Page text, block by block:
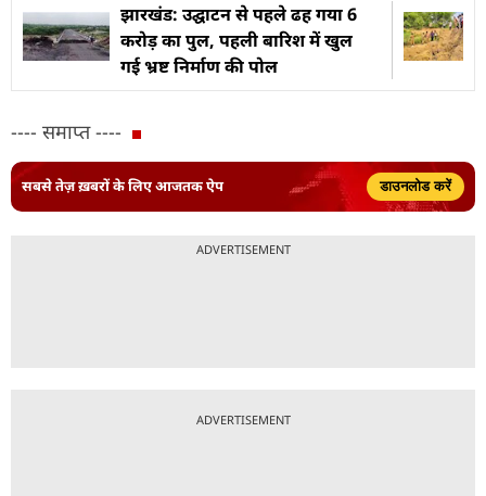
झारखंड: उद्घाटन से पहले ढह गया 6
करोड़ का पुल, पहली बारिश में खुल
गई भ्रष्ट निर्माण की पोल
---- समाप्त ----
सबसे तेज़ ख़बरों के लिए आजतक ऐप डाउनलोड करें
ADVERTISEMENT
ADVERTISEMENT